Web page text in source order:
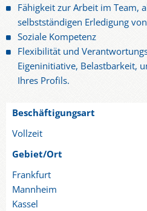
Fähigkeit zur Arbeit im Team,
selbstständigen Erledigung
Soziale Kompetenz
Flexibilität und
Eigeninitiative, Belastbarkeit,
Ihres Profils.
Beschäftigungsart
Vollzeit
Gebiet/Ort
Frankfurt
Mannheim
Kassel